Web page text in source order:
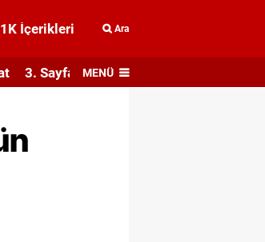
İçerikleri Ara
3. Sayfa MENÜ